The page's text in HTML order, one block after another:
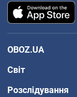
OBOZ.UA
Світ
Розслідування